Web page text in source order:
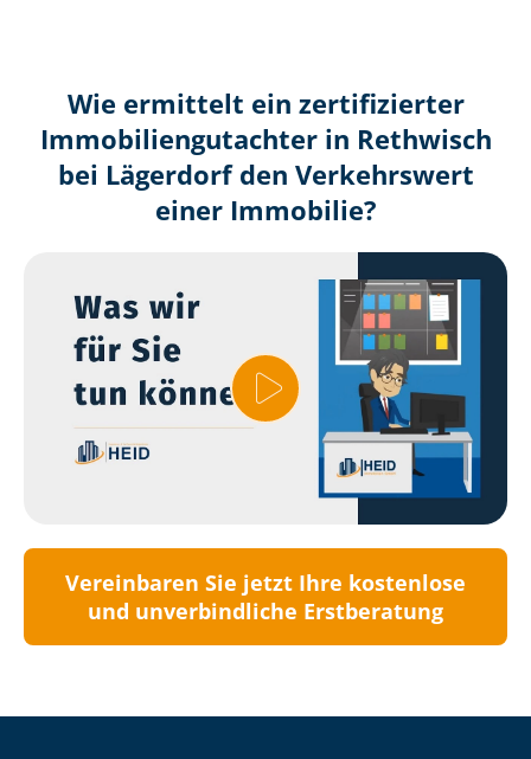
Wie ermittelt ein zertifizierter
Immobilien­gutachter in Rethwisch
bei Lägerdorf den Verkehrswert
einer Immobilie?
Vereinbaren Sie jetzt Ihre kostenlose
und unverbindliche Erstberatung